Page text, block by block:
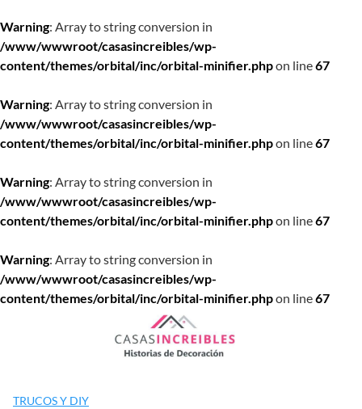
Warning: Array to string conversion in
/www/wwwroot/casasincreibles/wp-
content/themes/orbital/inc/orbital-minifier.phpon line67
Warning: Array to string conversion in
/www/wwwroot/casasincreibles/wp-
content/themes/orbital/inc/orbital-minifier.phpon line67
Warning: Array to string conversion in
/www/wwwroot/casasincreibles/wp-
content/themes/orbital/inc/orbital-minifier.phpon line67
Warning: Array to string conversion in
/www/wwwroot/casasincreibles/wp-
content/themes/orbital/inc/orbital-minifier.phpon line67
TRUCOS Y DIY